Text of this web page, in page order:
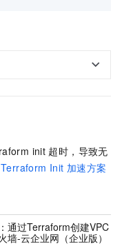
init 超时，导致无
Terraform Init 加速方案
通过Terraform创建VPC
墙-云企业网（企业版）